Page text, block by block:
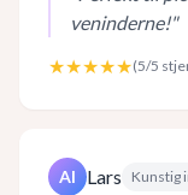
veninderne!"
★★★★★(5/5
AI Lars Kunstig